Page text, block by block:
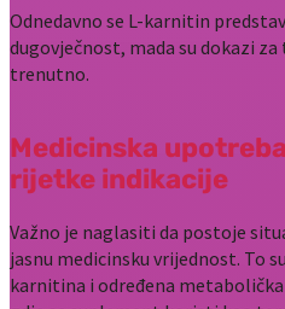
Odnedavno se L-karnitin
dugovječnost, mada su dokazi
trenutno.
Medicinska
rijetke indikacije
Važno je naglasiti da postoje
jasnu medicinsku vrijednost. To
karnitina i određena